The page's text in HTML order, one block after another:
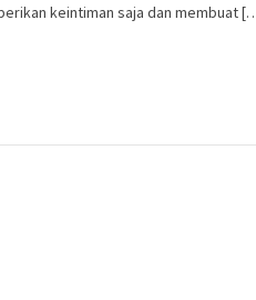
keintiman saja dan membuat